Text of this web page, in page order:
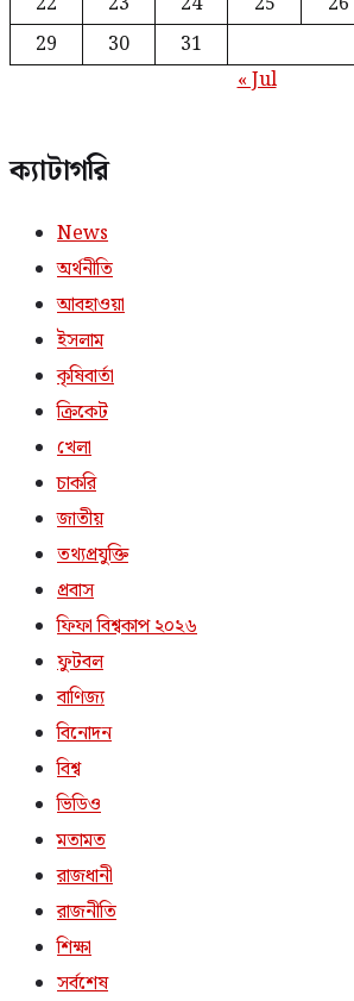
29
30
31
« Jul
ক্যাটাগরি
News
অর্থনীতি
আবহাওয়া
ইসলাম
কৃষিবার্তা
ক্রিকেট
খেলা
চাকরি
জাতীয়
তথ্যপ্রযুক্তি
প্রবাস
ফিফা বিশ্বকাপ ২০২৬
ফুটবল
বাণিজ্য
বিনোদন
বিশ্ব
ভিডিও
মতামত
রাজধানী
রাজনীতি
শিক্ষা
সর্বশেষ